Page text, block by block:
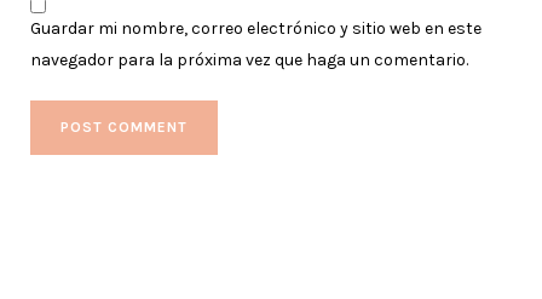
Guardar mi nombre, correo electrónico y sitio web en este
navegador para la próxima vez que haga un comentario.